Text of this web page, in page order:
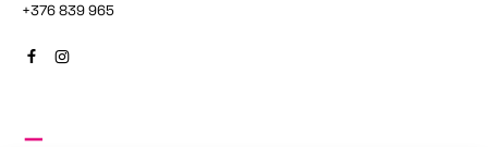
+376 839 965